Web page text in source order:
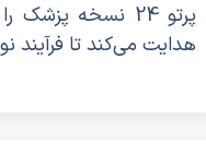
پرتو 24 نسخه
هدایت می‌کند تا فرآیند